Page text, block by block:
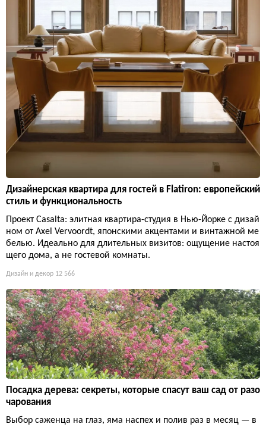
Дизайнерская квартира для гостей в Flatiron: европейский
стиль и функциональность
Проект Casalta: элитная квартира-студия в Нью-Йорке с дизай
ном от Axel Vervoordt, японскими акцентами и винтажной ме
белью. Идеально для длительных визитов: ощущение настоя
щего дома, а не гостевой комнаты.
Дизайн и декор 12 566
Посадка дерева: секреты, которые спасут ваш сад от разо
чарования
Выбор саженца на глаз, яма наспех и полив раз в месяц — в